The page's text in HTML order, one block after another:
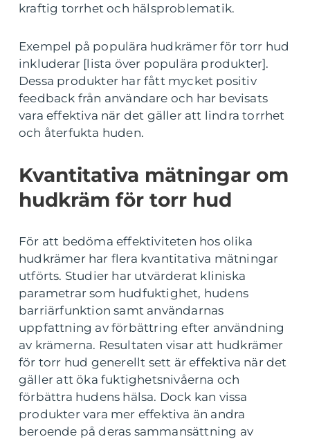
kraftig torrhet och hälsproblematik.
Exempel på populära hudkrämer för torr hud
inkluderar [lista över populära produkter].
Dessa produkter har fått mycket positiv
feedback från användare och har bevisats
vara effektiva när det gäller att lindra torrhet
och återfukta huden.
Kvantitativa mätningar om
hudkräm för torr hud
För att bedöma effektiviteten hos olika
hudkrämer har flera kvantitativa mätningar
utförts. Studier har utvärderat kliniska
parametrar som hudfuktighet, hudens
barriärfunktion samt användarnas
uppfattning av förbättring efter användning
av krämerna. Resultaten visar att hudkrämer
för torr hud generellt sett är effektiva när det
gäller att öka fuktighetsnivåerna och
förbättra hudens hälsa. Dock kan vissa
produkter vara mer effektiva än andra
beroende på deras sammansättning av